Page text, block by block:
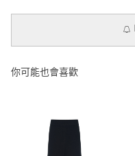
你可能也會喜歡